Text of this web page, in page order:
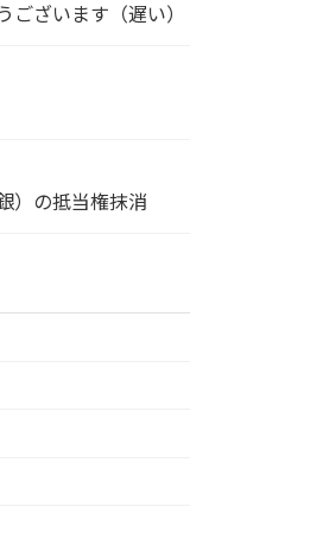
ございます（遅い）
）の抵当権抹消